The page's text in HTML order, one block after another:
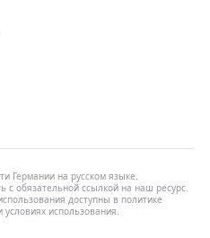
Германии на русском языке.
с обязательной ссылкой на наш ресурс.
доступны в политике
условиях использования.